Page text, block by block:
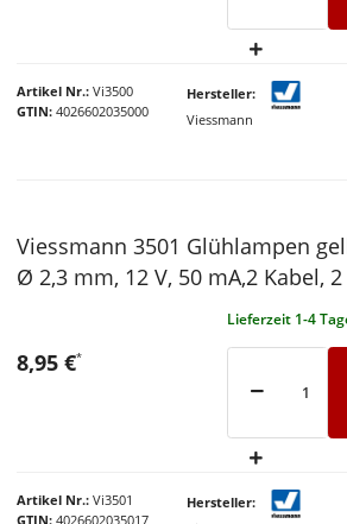
Artikel Nr. Vi3500
GTIN 4026602035000
Hersteller
Viessmann
Viessmann 3501 Glühlampen
Ø 2,3 mm, 12 V, 50 mA,2 Kabel,
Lieferzeit 1-4
Artikel Nr. Vi3501
GTIN 4026602035017
Hersteller
8,95 €*